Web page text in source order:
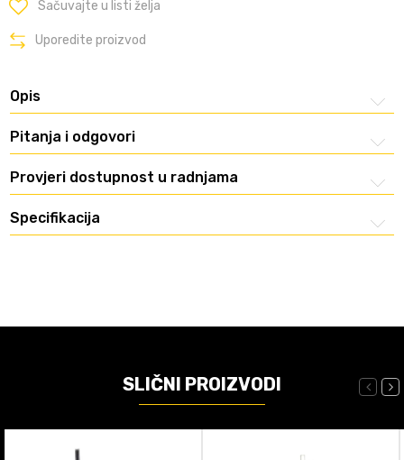
Sačuvajte u listi želja
Uporedite proizvod
Opis
Pitanja i odgovori
Provjeri dostupnost u radnjama
Specifikacija
SLIČNI PROIZVODI